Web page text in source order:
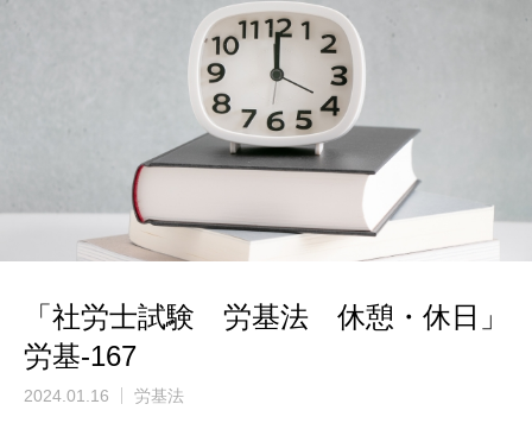
「社労士試験 労基法 休憩・休日」
労基-167
2024.01.16 労基法